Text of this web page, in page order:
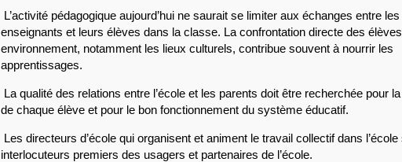
L’activité pédagogique aujourd’hui ne saurait se limiter aux échanges entre les
enseignants et leurs élèves dans la classe. La confrontation directe des
environnement, notamment les lieux culturels, contribue souvent à nourrir les
apprentissages.
La qualité des relations entre l’école et les parents doit être recherchée pour
de chaque élève et pour le bon fonctionnement du système éducatif.
Les directeurs d’école qui organisent et animent le travail collectif dans l’école
interlocuteurs premiers des usagers et partenaires de l’école.